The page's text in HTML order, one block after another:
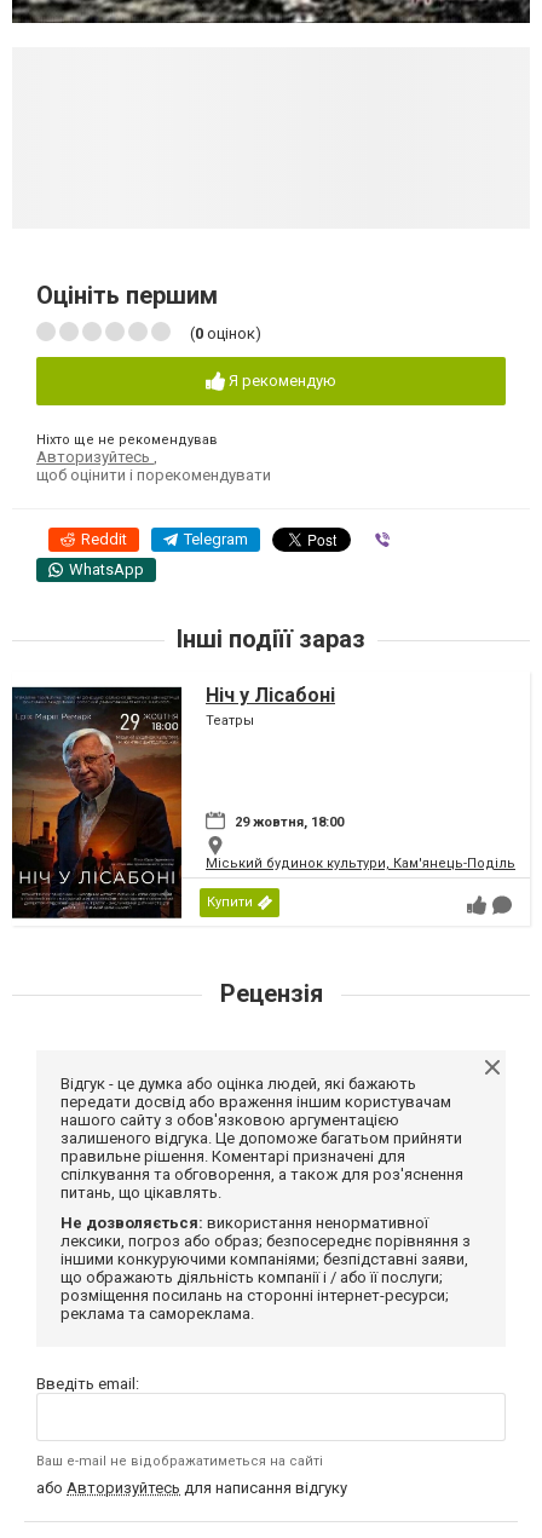
Оцініть першим
(0 оцінок)
Я рекомендую
Ніхто ще не рекомендував
Авторизуйтесь ,
щоб оцінити і порекомендувати
Reddit Telegram
WhatsApp
Інші подіїї зараз
Ніч у Лісабоні
Театры
29 жовтня, 18:00
Міський будинок культури, Кам'янець-
Купити
Рецензія
Відгук - це думка або оцінка людей, які бажають
передати досвід або враження іншим користувачам
нашого сайту з обов'язковою аргументацією
залишеного відгука. Це допоможе багатьом прийняти
правильне рішення. Коментарі призначені для
спілкування та обговорення, а також для роз'яснення
питань, що цікавлять.
Не дозволяється: використання ненормативної
лексики, погроз або образ; безпосереднє порівняння з
іншими конкуруючими компаніями; безпідставні заяви,
що ображають діяльність компанії і / або її послуги;
розміщення посилань на сторонні інтернет-ресурси;
реклама та самореклама.
Введіть email:
Ваш e-mail не відображатиметься на сайті
або Авторизуйтесь для написання відгуку